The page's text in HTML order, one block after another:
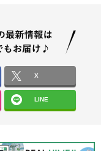
X
LINE